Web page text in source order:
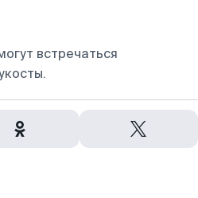
встречаться